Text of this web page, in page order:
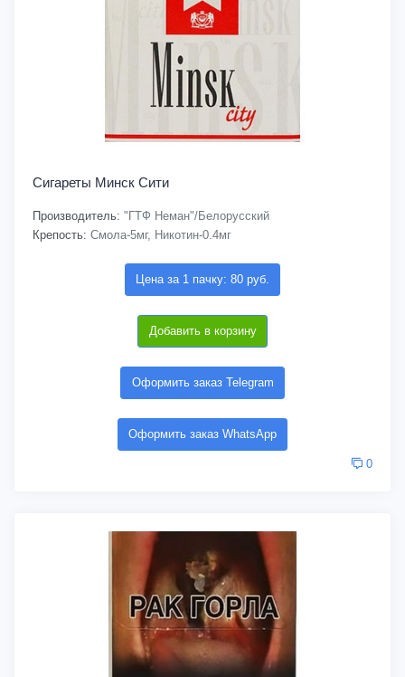
Сигареты Минск Сити
Производитель: "ГТФ Неман"/Белорусский
Крепость: Смола-5мг, Никотин-0.4мг
Цена за 1 пачку: 80 руб.
Добавить в корзину
Оформить заказ Telegram
Оформить заказ WhatsApp
0